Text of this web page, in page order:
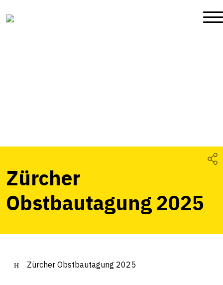
Zürcher
Obstbautagung 2025
Zürcher Obstbautagung 2025